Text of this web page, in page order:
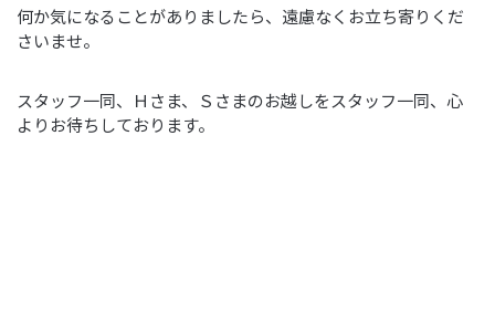
何か気になることがありましたら、遠慮なくお立ち寄りくだ
さいませ。
スタッフ一同、Ｈさま、Ｓさまのお越しをスタッフ一同、心
よりお待ちしております。